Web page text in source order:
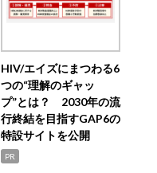
HIV/エイズにまつわる6
つの“理解のギャッ
プ”とは？ 2030年の流
行終結を目指すGAP6の
特設サイトを公開
PR